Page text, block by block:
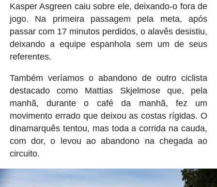
Kasper Asgreen caiu sobre ele, deixando-o fora de
jogo. Na primeira passagem pela meta, após
passar com 17 minutos perdidos, o alavês desistiu,
deixando a equipe espanhola sem um de seus
referentes.
Também veríamos o abandono de outro ciclista
destacado como Mattias Skjelmose que, pela
manhã, durante o café da manhã, fez um
movimento errado que deixou as costas rígidas. O
dinamarquês tentou, mas toda a corrida na cauda,
com dor, o levou ao abandono na chegada ao
circuito.